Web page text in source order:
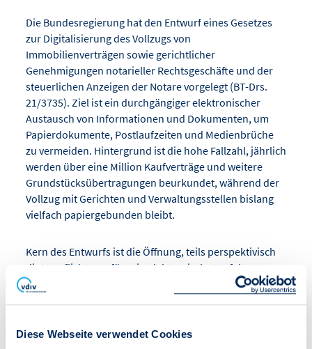
Diese Webseite verwendet Cookies
Die Bundesregierung hat den Entwurf eines Gesetzes
zur Digitalisierung des Vollzugs von
Immobilienverträgen sowie gerichtlicher
Genehmigungen notarieller Rechtsgeschäfte und der
steuerlichen Anzeigen der Notare vorgelegt (BT-Drs.
21/3735). Ziel ist ein durchgängiger elektronischer
Austausch von Informationen und Dokumenten, um
Papierdokumente, Postlaufzeiten und Medienbrüche
zu vermeiden. Hintergrund ist die hohe Fallzahl, jährlich
werden über eine Million Kaufverträge und weitere
Grundstücksübertragungen beurkundet, während der
Vollzug mit Gerichten und Verwaltungsstellen bislang
vielfach papiergebunden bleibt.
Kern des Entwurfs ist die Öffnung, teils perspektivisch
die Verpflichtung, für rein elektronische Verfahren.
Dafür sollen bundesweit einheitliche Datenstandards,
Dateiformate und Inhalte per Verordnung festgelegt
sollen die Länder Verordnungskompetenzen erhalten,